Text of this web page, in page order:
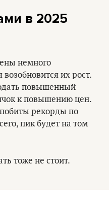
в 2025
немного
их рост.
повышенный
к повышению цен.
рекорды по
пик будет на том
тоже не стоит.